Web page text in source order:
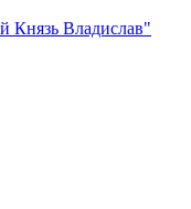
Князь Владислав"